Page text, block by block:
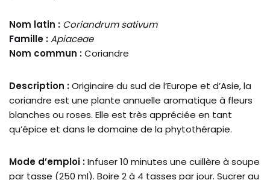
Nom latin : Coriandrum sativum
Famille :Apiaceae
Nom commun :Coriandre
Description :Originaire du sud de l’Europe et d’Asie, la
coriandre est une plante annuelle aromatique à fleurs
blanches ou roses. Elle est très appréciée en tant
qu’épice et dans le domaine de la phytothérapie.
Mode d’emploi :Infuser 10 minutes une cuillère à soupe
par tasse (250 ml). Boire 2 à 4 tasses par jour. Sucrer au